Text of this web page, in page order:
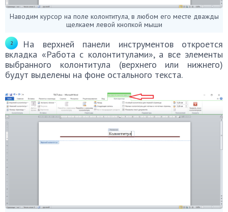
Наводим курсор на поле колонтитула, в любом его месте дважды
щелкаем левой кнопкой мыши
На верхней панели инструментов откроется
вкладка «Работа с колонтитулами», а все элементы
выбранного колонтитула (верхнего или нижнего)
будут выделены на фоне остального текста.